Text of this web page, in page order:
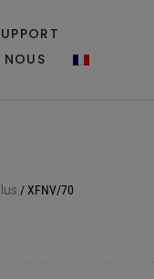
/XFNV/70